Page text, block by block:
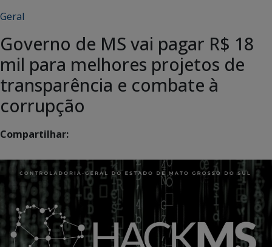
Geral
Governo de MS vai pagar R$ 18
mil para melhores projetos de
transparência e combate à
corrupção
Compartilhar: